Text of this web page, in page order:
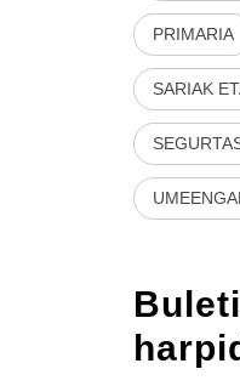
PRIMARIA
SARIAK